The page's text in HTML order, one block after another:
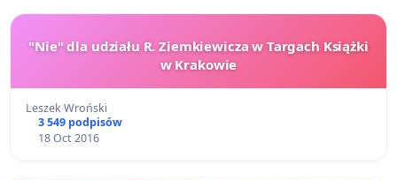
"Nie" dla udziału R. Ziemkiewicza w Targach Książki
w Krakowie
Leszek Wroński
3 549 podpisów
18 Oct 2016